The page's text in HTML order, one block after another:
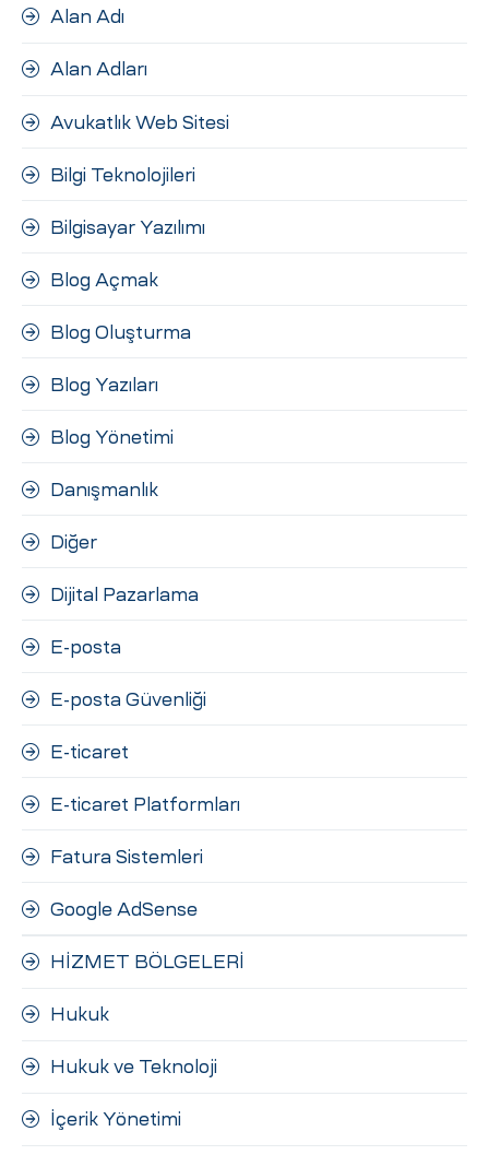
Alan Adı
Alan Adları
Avukatlık Web Sitesi
Bilgi Teknolojileri
Bilgisayar Yazılımı
Blog Açmak
Blog Oluşturma
Blog Yazıları
Blog Yönetimi
Danışmanlık
Diğer
Dijital Pazarlama
E-posta
E-posta Güvenliği
E-ticaret
E-ticaret Platformları
Fatura Sistemleri
Google AdSense
HİZMET BÖLGELERİ
Hukuk
Hukuk ve Teknoloji
İçerik Yönetimi